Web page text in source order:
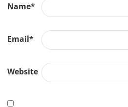
Name*
Email*
Website